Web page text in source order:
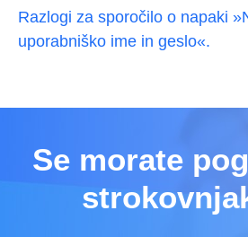
Razlogi za sporočilo o napaki
uporabniško ime in geslo«.
Se morate